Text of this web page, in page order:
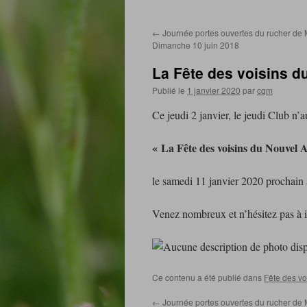
contenu
← Journée portes ouvertes du rucher de
Dimanche 10 juin 2018
La Fête des voisins
Publié le 1 janvier 2020 parcqm
Ce jeudi 2 janvier, le jeudi Club
« La Fête des voisins du Nouvel
le samedi 11 janvier 2020
Venez nombreux et n’hésitez pas
Ce contenu a été publié dans Fête des
← Journée portes ouvertes du rucher de